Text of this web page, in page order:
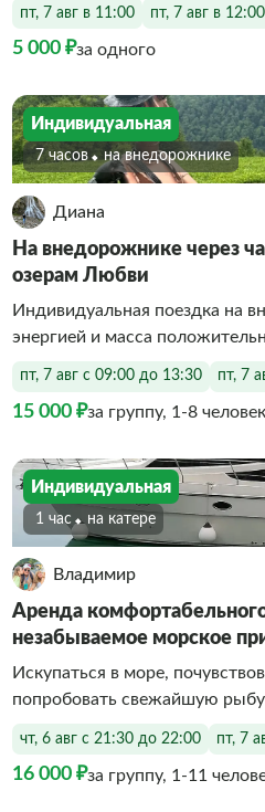
пт, 7 авг в 11:00 пт, 7 авг в 12:00
5 000 ₽за одного
Индивидуальная
7 часов На внедорожнике
Диана
На внедорожнике через
озерам Любви
Индивидуальная поездка на
энергией и масса
пт, 7 авг с 09:00 до 13:30 пт, 7
15 000 ₽за группу, 1-8 человек
Индивидуальная
1 час На катере
Владимир
Аренда
незабываемое морское
Искупаться в море,
попробовать свежайшую
чт, 6 авг с 21:30 до 22:00 пт, 7
16 000 ₽за группу, 1-11